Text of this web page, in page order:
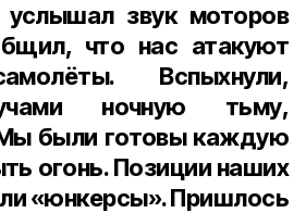
звук моторов
что нас атакуют
Вспыхнули,
ночную тьму,
были готовы каждую
огонь. Позиции наших
«юнкерсы». Пришлось